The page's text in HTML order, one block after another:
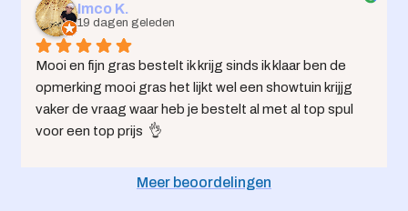
Imco K.
19 dagen geleden
Mooi en fijn gras bestelt ik krijg sinds ik klaar ben de
opmerking mooi gras het lijkt wel een showtuin krijjg
vaker de vraag waar heb je bestelt al met al top spul
voor een top prijs  👌
Meer beoordelingen